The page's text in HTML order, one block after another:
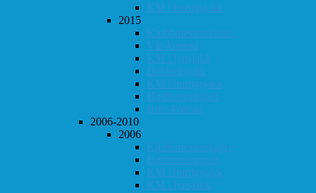
KM i hurtigsjakk
2015
Klubbmesterskapet
Vår-konrad
KM i lynsjakk
Dobbeltsjakk
KM i hurtigsjakk
Høstturneringen
Høst-konrad
2006-2010
2006
Klubbmesterskapet
Høstturneringen
KM i hurtigsjakk
KM i lynsjakk